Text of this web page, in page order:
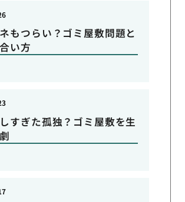
もつらい？ゴミ屋敷問題と
い方
すぎた孤独？ゴミ屋敷を生